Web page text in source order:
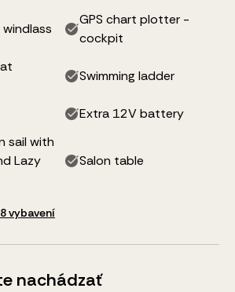
GPS chart plotter -
cockpit
Swimming ladder
Extra 12V battery
sail with
Lazy
Salon table
vybavení
nachádzať